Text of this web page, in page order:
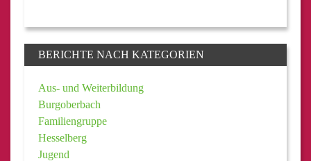
BERICHTE NACH KATEGORIEN
Aus- und Weiterbildung
Burgoberbach
Familiengruppe
Hesselberg
Jugend